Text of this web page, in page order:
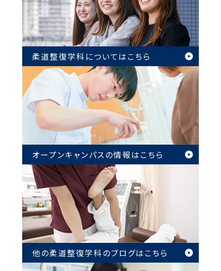
柔道整復学科についてはこちら
オープンキャンパスの情報はこちら
他の柔道整復学科のブログはこちら